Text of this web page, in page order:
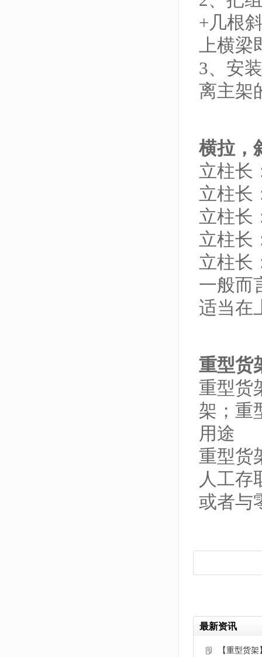
+几根
上横梁
3、安
离主架
横拉，
立柱长
立柱长
立柱长
立柱长
立柱长
一般而
适当在
重型货
重型货
架；重
用途
重型货
人工存
或者与
最新资讯
【重型货